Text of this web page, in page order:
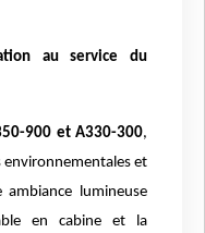
au service du
900 et A330-300,
et
lumineuse
en cabine et la